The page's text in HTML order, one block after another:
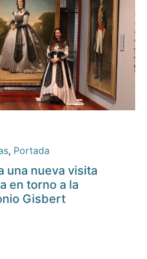
, Portada
una nueva visita
en torno a la
Gisbert